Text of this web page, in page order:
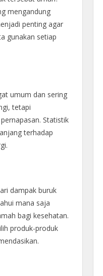
mengandung
penting agar
gunakan setiap
umum dan sering
tetapi
Statistik
terhadap
dampak buruk
mana saja
bagi kesehatan.
produk-produk